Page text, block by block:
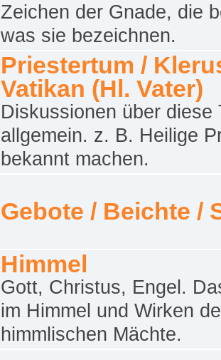
Zeichen der Gnade, die
was sie bezeichnen.
Priestertum /
Vatikan (Hl. Vater)
Diskussionen über diese
allgemein. z. B. Heilige
bekannt machen.
Gebote / Beichte /
Himmel
Gott, Christus, Engel.
im Himmel und Wirken
himmlischen Mächte.